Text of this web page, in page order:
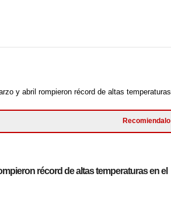
y abril rompieron récord de altas temperaturas
Recomiendalo
récord de altas temperaturas en el